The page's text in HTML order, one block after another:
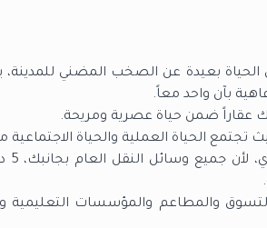
بعيدة عن الصخب المضني للمدينة،
بآن واحد معاً.
عقاراً ضمن حياة عصرية ومريحة.
الحياة العملية والحياة الاجتماعية
والمطاعم والمؤسسات التعليمية